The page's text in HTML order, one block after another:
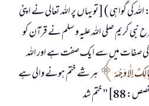
گواہی ) [تو یہاں پر اللہ تعالی نے اپنی
کریم صلی اللہ علیہ و سلم نے قرآن کو
کی صفات میں سے ایک صفت ہے اور اللہ
إِلَّا وَجْهَهُ
ہر شے ختم ہونے والی ہے
شد